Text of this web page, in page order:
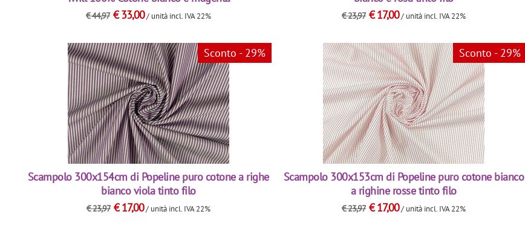
€44,97 €33,00/ unità incl. IVA 22% €23,97 €17,00/ unità incl. IVA 22%
Sconto - 29%
Scampolo 300x154cm di Popeline puro cotone a righe
bianco viola tinto filo
€23,97 €17,00/ unità incl. IVA 22%
Sconto - 29%
Scampolo 300x153cm di Popeline puro cotone bianco
a righine rosse tinto filo
€23,97 €17,00/ unità incl. IVA 22%